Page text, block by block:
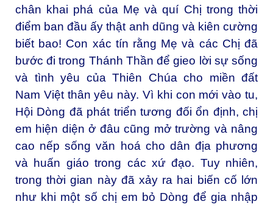
chân khai phá của Mẹ và quí Chị trong thời
điểm ban đầu ấy thật anh dũng và kiên cường
biết bao! Con xác tín rằng Mẹ và các Chị đã
bước đi trong Thánh Thần để gieo lời sự sống
và tình yêu của Thiên Chúa cho miền đất
Nam Việt thân yêu này. Vì khi con mới vào tu,
Hội Dòng đã phát triển tương đối ổn định, chị
em hiện diện ở đâu cũng mở trường và nâng
cao nếp sống văn hoá cho dân địa phương
và huấn giáo trong các xứ đạo. Tuy nhiên,
trong thời gian này đã xảy ra hai biến cố lớn
như khi một số chị em bỏ Dòng để gia nhập